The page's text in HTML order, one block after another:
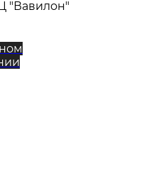
"Вавилон"